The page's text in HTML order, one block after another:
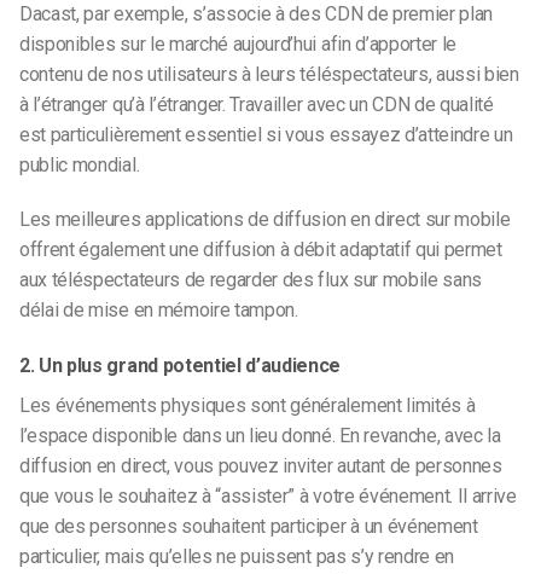
Dacast, par exemple, s’associe à des CDN de premier plan
disponibles sur le marché aujourd’hui afin d’apporter le
contenu de nos utilisateurs à leurs téléspectateurs, aussi bien
à l’étranger qu’à l’étranger. Travailler avec un CDN de qualité
est particulièrement essentiel si vous essayez d’atteindre un
public mondial.
Les meilleures applications de diffusion en direct sur mobile
offrent également une diffusion à débit adaptatif qui permet
aux téléspectateurs de regarder des flux sur mobile sans
délai de mise en mémoire tampon.
2. Un plus grand potentiel d’audience
Les événements physiques sont généralement limités à
l’espace disponible dans un lieu donné. En revanche, avec la
diffusion en direct, vous pouvez inviter autant de personnes
que vous le souhaitez à “assister” à votre événement. Il arrive
que des personnes souhaitent participer à un événement
particulier, mais qu’elles ne puissent pas s’y rendre en